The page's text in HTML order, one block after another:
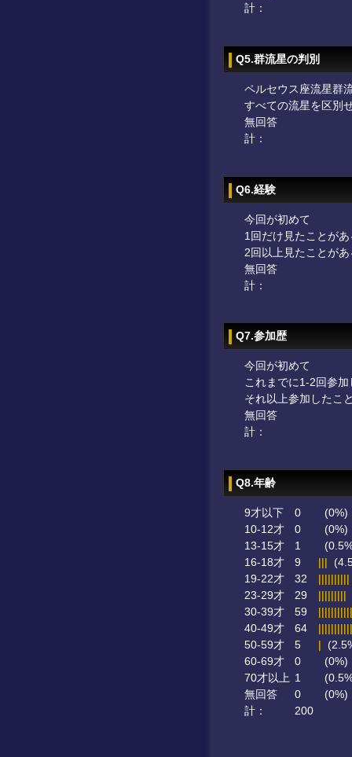
計：
Q5.群流星の判別
ペルセウス座流星群
すべての流星を区別
無回答
計：
Q6.経験
今回が初めて
1回だけ見たことがあ
2回以上見たことがあ
無回答
計：
Q7.参加歴
今回が初めて
これまでに1-2回参
それ以上参加したこ
無回答
計：
Q8.年齢
9才以下 0
(0%)
10-12才
0
(0%)
13-15才
1
16-18才
9 |||
19-22才
32 ||||||||||
23-29才
29 |||||||||
30-39才
59
40-49才
64
50-59才
5 |
60-69才
0
(0%)
70才以上 1
無回答
0
(0%)
計：
200